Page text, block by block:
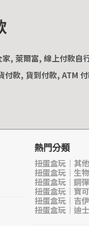
, 萊爾富, 線上付款自
付款, 貨到付款, ATM
熱門分類
扭蛋盒玩｜其
扭蛋盒玩｜生
扭蛋盒玩｜鋼彈
扭蛋盒玩｜寶
扭蛋盒玩｜吉
扭蛋盒玩｜迪